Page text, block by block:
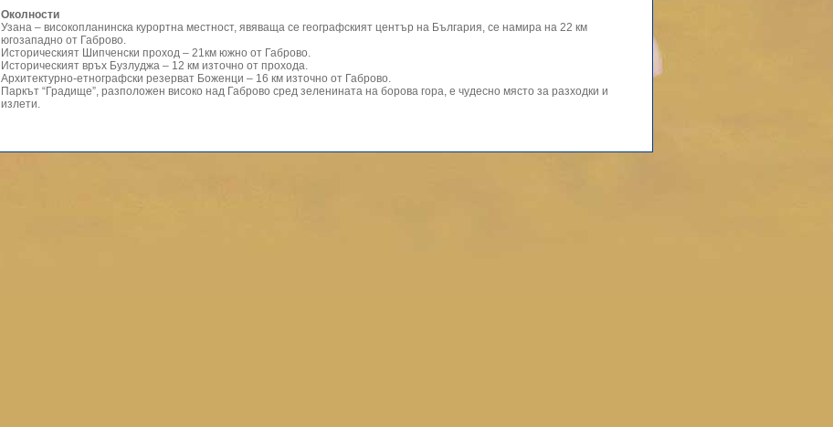
Околности
Узана – високопланинска курортна местност, явяваща се географският център на България, се намира на 22 км
югозападно от Габрово.
Историческият Шипченски проход – 21км южно от Габрово.
Историческият връх Бузлуджа – 12 км източно от прохода.
Архитектурно-етнографски резерват Боженци – 16 км източно от Габрово.
Паркът “Градище”, разположен високо над Габрово сред зеленината на борова гора, е чудесно място за разходки и
излети.